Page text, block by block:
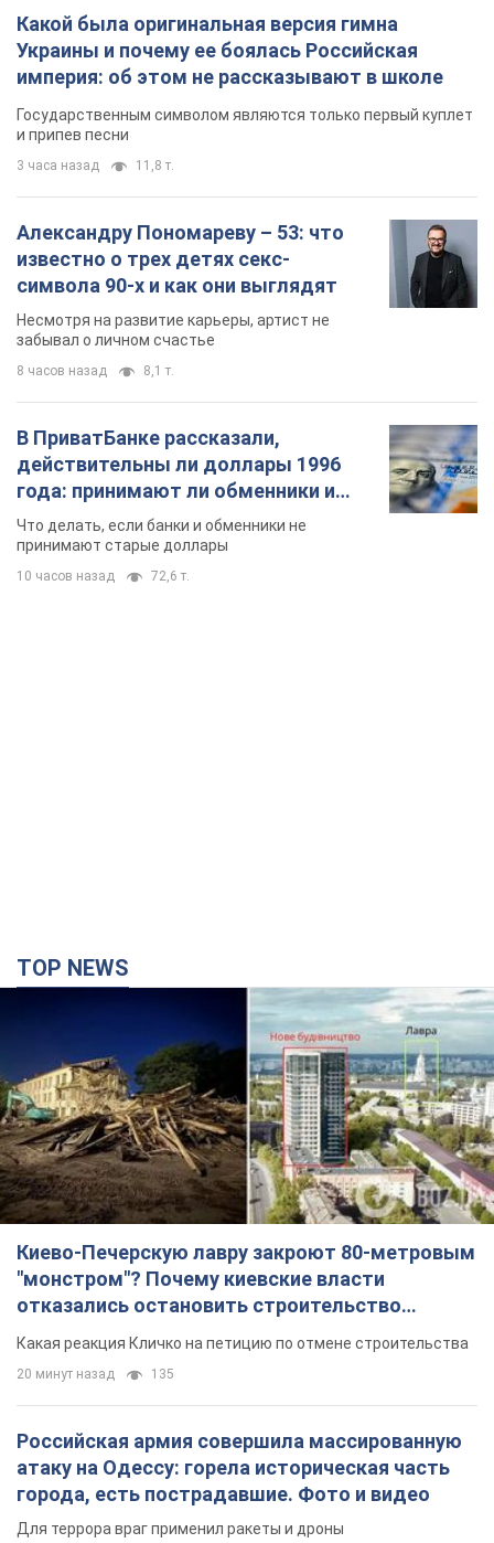
Александру Пономареву – 53: что
известно о трех детях секс-
символа 90-х и как они выглядят
забывал о личном счастье
действительны ли доллары 1996
года: принимают ли обменники и
банки такие купюры
принимают старые доллары
Киево-Печерскую лавру закроют 80-метровым
"монстром"? Почему киевские власти
отказались остановить строительство
небоскреба "московского верующего"
Какая реакция Кличко на петицию по отмене строительства
20 минут назад 135
Российская армия совершила массированную
атаку на Одессу: горела историческая часть
города, есть пострадавшие. Фото и видео
Для террора враг применил ракеты и дроны
2 часа назад 51,0 т.
«Они воюют против продовольственной
безопасности мира!» Зеленский заявил, что
российская армия вновь обстреляла порт в
Одессе
Только за неделю против Украины было применено десятки